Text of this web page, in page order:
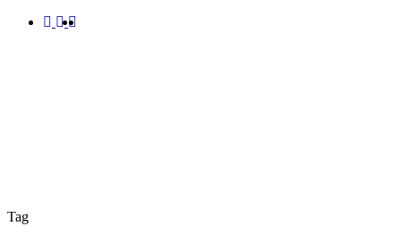
facebook
linkedin
instagram
Tag